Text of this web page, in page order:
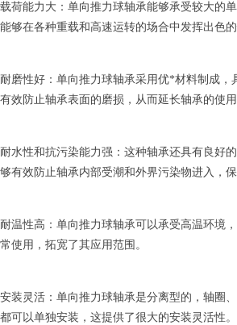
载荷能力大：单向推力球轴承能够承受较大的
能够在各种重载和高速运转的场合中发挥出色的
耐磨性好：单向推力球轴承采用优*材料制成，
有效防止轴承表面的磨损，从而延长轴承的使用
耐水性和抗污染能力强：这种轴承还具有良好
够有效防止轴承内部受潮和外界污染物进入，
耐温性高：单向推力球轴承可以承受高温环境
常使用，拓宽了其应用范围。
安装灵活：单向推力球轴承是分离型的，轴圈
都可以单独安装，这提供了很大的安装灵活性。